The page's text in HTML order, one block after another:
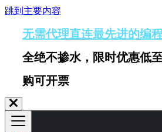
跳到主要内容
无需代理直连最先进的编
全绝不掺水，限时优惠低
购可开票